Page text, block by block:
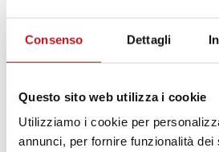
Consenso Dettagli
Questo sito web utilizza i cookie
Utilizziamo i cookie per
annunci, per fornire funzionalità dei
per il tempo libero
soggiorni estivi
uscite, gite ed escursioni varie.
Dove